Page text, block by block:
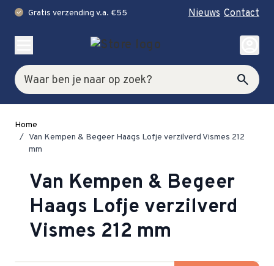
check Gratis verzending v.a. €55 Nieuws Contact
Zoek search
account_circle
Home
/ Van Kempen & Begeer Haags Lofje verzilverd Vismes 212
mm
Van Kempen & Begeer
Haags Lofje verzilverd
Vismes 212 mm